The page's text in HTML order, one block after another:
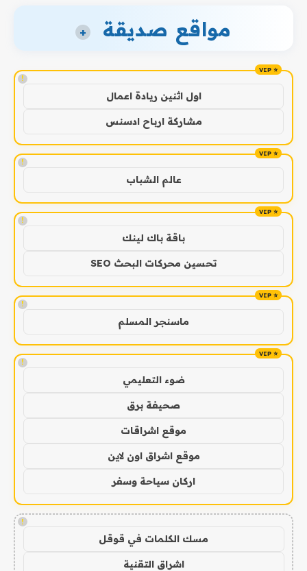
مواقع صديقة +
!
اول اثنين ريادة اعمال
مشاركة ارباح ادسنس
!
عالم الشباب
!
باقة باك لينك
تحسين محركات البحث SEO
!
ماسنجر المسلم
!
ضوء التعليمي
صحيفة برق
موقع اشراقات
موقع اشراق اون لاين
اركان سياحة وسفر
!
مسك الكلمات في قوقل
اشراق التقنية